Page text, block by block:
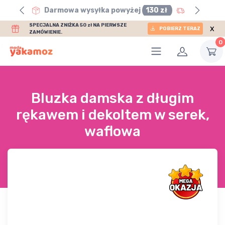
Darmowa wysyłka powyżej 130 zł
SPECJALNA ZNIŻKA 50 zł NA PIERWSZE
ZAMÓWIENIE.
POBIERZ TERAZ x
0
Bluzka damska z długim
rękawem i dekoltem w serek,
waflowa